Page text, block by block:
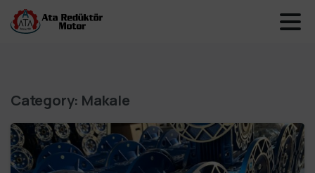
Category: Makale